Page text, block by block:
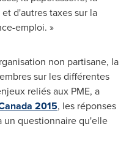
d'autres taxes sur la
emploi. »
non partisane, la
sur les différentes
reliés aux PME, a
2015, les réponses
un questionnaire qu'elle